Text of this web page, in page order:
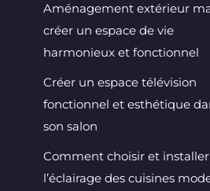
Aménagement extérieur
créer un espace de vie
harmonieux et fonctionnel
Créer un espace télévision
fonctionnel et esthétique
son salon
Comment choisir et installer
l’éclairage des cuisines